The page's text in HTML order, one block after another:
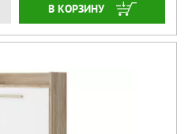
ЗАКАЗАТЬ